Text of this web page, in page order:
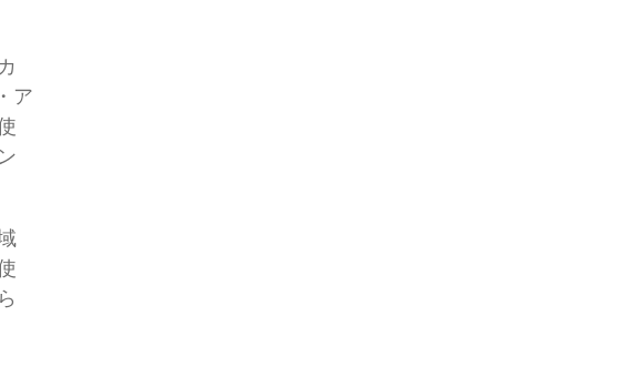
ア